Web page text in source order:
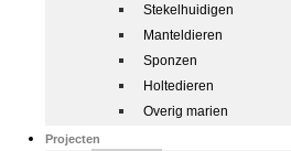
Stekelhuidigen
Manteldieren
Sponzen
Holtedieren
Overig marien
Projecten